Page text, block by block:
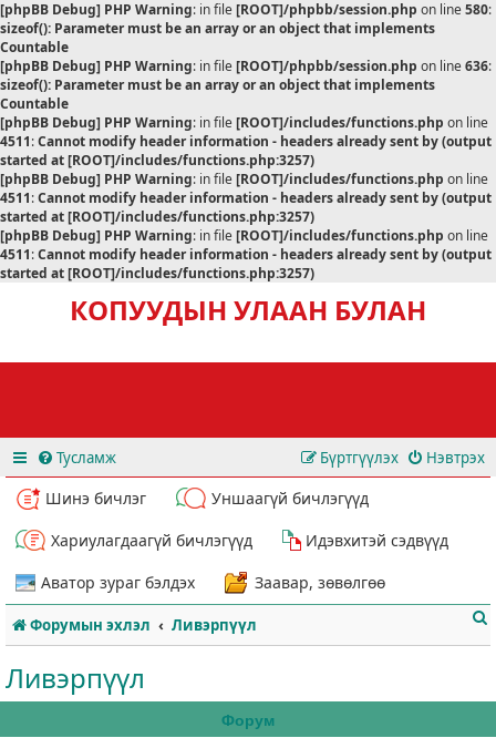
[phpBB Debug] PHP Warning: in file[ROOT]/phpbb/session.php on line580:
sizeof(): Parameter must be an array or an object that implements
Countable
[phpBB Debug] PHP Warning: in file[ROOT]/phpbb/session.php on line636:
sizeof(): Parameter must be an array or an object that implements
Countable
[phpBB Debug] PHP Warning: in file[ROOT]/includes/functions.php on line
4511:Cannot modify header information - headers already sent by (output
started at [ROOT]/includes/functions.php:3257)
[phpBB Debug] PHP Warning: in file[ROOT]/includes/functions.php on line
4511:Cannot modify header information - headers already sent by (output
started at [ROOT]/includes/functions.php:3257)
[phpBB Debug] PHP Warning: in file[ROOT]/includes/functions.php on line
4511:Cannot modify header information - headers already sent by (output
started at [ROOT]/includes/functions.php:3257)
КОПУУДЫН УЛААН БУЛАН
Тусламж Нэвтрэх
Бүртгүүлэх
Шинэ бичлэг
Уншаагүй бичлэгүүд
Хариулагдаагүй бичлэгүүд
Идэвхитэй сэдвүүд
Аватор зураг бэлдэх
Заавар, зөвөлгөө
Форумын эхлэл Ливэрпүүл
Ливэрпүүл
Форум